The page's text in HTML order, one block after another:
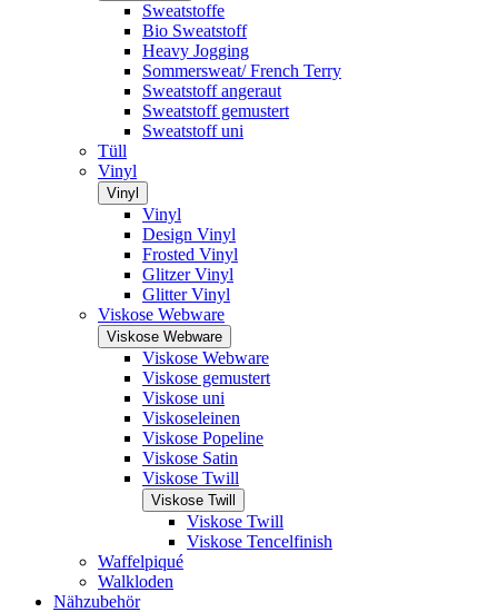
Sweatstoffe
Bio Sweatstoff
Heavy Jogging
Sommersweat/ French Terry
Sweatstoff angeraut
Sweatstoff gemustert
Sweatstoff uni
Tüll
Vinyl
Vinyl
Vinyl
Design Vinyl
Frosted Vinyl
Glitzer Vinyl
Glitter Vinyl
Viskose Webware
Viskose Webware
Viskose Webware
Viskose gemustert
Viskose uni
Viskoseleinen
Viskose Popeline
Viskose Satin
Viskose Twill
Viskose Twill
Viskose Twill
Viskose Tencelfinish
Waffelpiqué
Walkloden
Nähzubehör